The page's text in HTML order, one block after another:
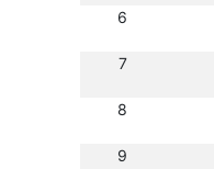
6
7
8
9